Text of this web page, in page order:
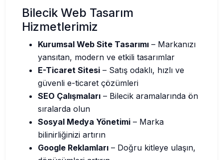
Bilecik Web Tasarım
Hizmetlerimiz
Kurumsal Web Site Tasarımı – Markanızı
yansıtan, modern ve etkili tasarımlar
E-Ticaret Sitesi – Satış odaklı, hızlı ve
güvenli e-ticaret çözümleri
SEO Çalışmaları – Bilecik aramalarında ön
sıralarda olun
Sosyal Medya Yönetimi – Marka
bilinirliğinizi artırın
Google Reklamları – Doğru kitleye ulaşın,